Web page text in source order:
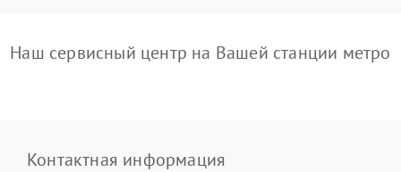
Наш сервисный центр на Вашей станции метро
Контактная информация